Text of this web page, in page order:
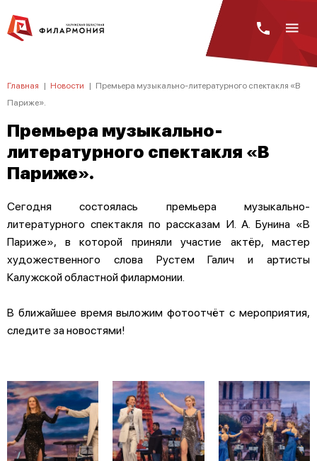
Главная | Новости | Премьера музыкально-литературного спектакля «В
Париже».
Премьера музыкально-
литературного спектакля «В
Париже».
Сегодня состоялась премьера музыкально-
литературного спектакля по рассказам И. А. Бунина «В
Париже», в которой приняли участие актёр, мастер
художественного слова Рустем Галич и артисты
Калужской областной филармонии.
В ближайшее время выложим фотоотчёт с мероприятия,
следите за новостями!